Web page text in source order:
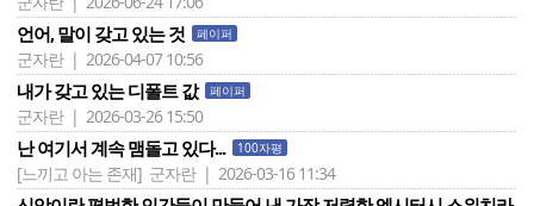
언어, 말이 갖고 있는 것 페이퍼
군자란 | 2026-04-07 10:56
내가 갖고 있는 디폴트 값 페이퍼
군자란 | 2026-03-26 15:50
난 여기서 계속 맴돌고 있다... 100자평
[느끼고 아는 존재] 군자란 | 2026-03-16 11:34